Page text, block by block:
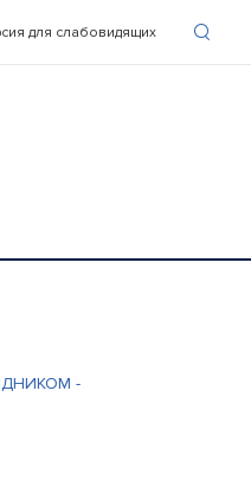
для слабовидящих
-